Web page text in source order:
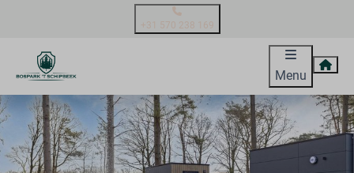
+31 570 238 169
Menu